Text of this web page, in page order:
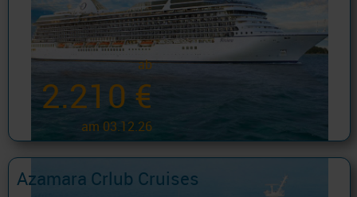
ab
2.210 €
am 03.12.26
Azamara Crlub Cruises